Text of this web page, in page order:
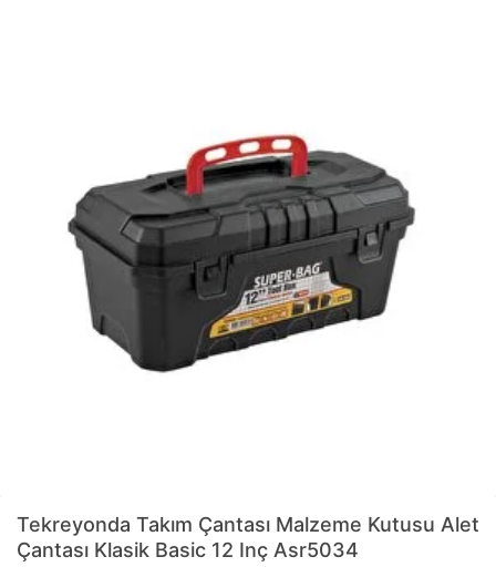
Tekreyonda Takım Çantası Malzeme Kutusu Alet
Çantası Klasik Basic 12 Inç Asr5034